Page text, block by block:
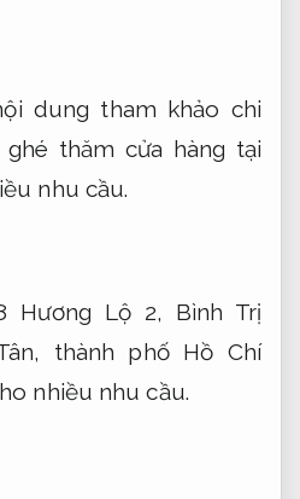
dung tham khảo chi
thăm cửa hàng tại
nhu cầu.
Hương Lộ 2, Bình Trị
thành phố Hồ Chí
nhiều nhu cầu.